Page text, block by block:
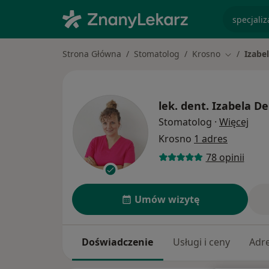
Strona Główna Stomatolog Krosno Zmień
lek. dent. Izabela
Stomatolog · Więcej
Krosno 1 adres
78 opinii
Umów wizytę
Doświadczenie Usługi i ceny